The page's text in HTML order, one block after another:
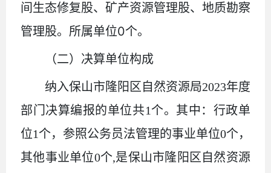
间生态修复股、矿产资源管理股、地质勘察
管理股。所属单位0个。
（二）决算单位构成
纳入保山市隆阳区自然资源局2023年度
部门决算编报的单位共1个。其中：行政单
位1个，参照公务员法管理的事业单位0个，
其他事业单位0个,是保山市隆阳区自然资源